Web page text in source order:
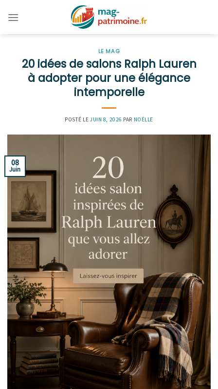
LE MAG
20 idées de salons Ralph Lauren
à adopter pour une élégance
intemporelle
POSTÉ LEJUIN 8, 2026 PAR NOËLLE
08
Juin